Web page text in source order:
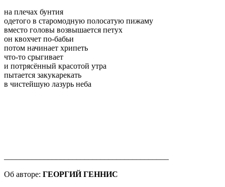
на плечах бунтия
одетого в старомодную полосатую пижаму
вместо головы возвышается петух
он квохчет по-бабьи
потом начинает хрипеть
что-то срыгивает
и потрясённый красотой утра
пытается закукарекать
в чистейшую лазурь неба
Об авторе: ГЕОРГИЙ ГЕННИС